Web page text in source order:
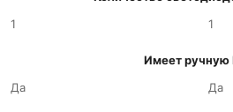
1
1
Имеет ручную
Да
Да